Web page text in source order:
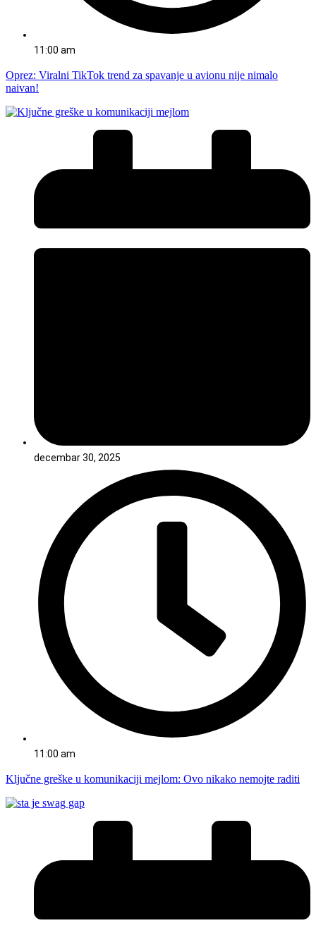
11:00 am
Oprez: Viralni TikTok trend za spavanje u avionu nije nimalo
naivan!
decembar 30, 2025
11:00 am
Ključne greške u komunikaciji mejlom: Ovo nikako nemojte raditi